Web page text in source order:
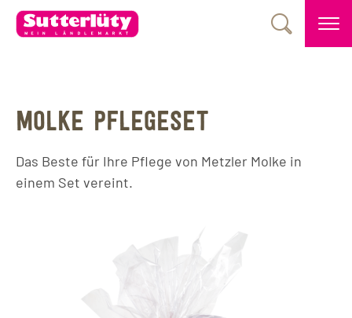
MOLKE PFLEGESET
Das Beste für Ihre Pflege von Metzler Molke in
einem Set vereint.